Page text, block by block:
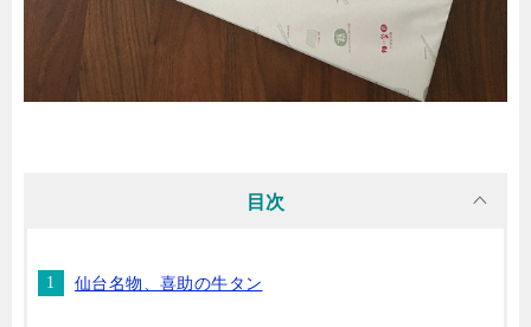
目次
仙台名物、喜助の牛タン